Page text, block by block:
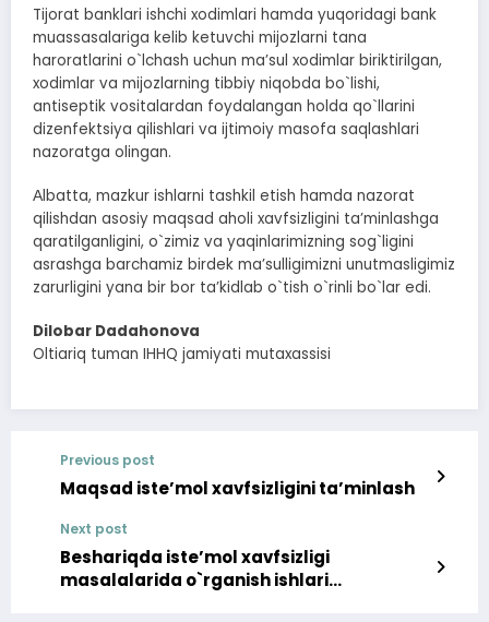
Tijorat banklari ishchi xodimlari hamda yuqoridagi bank
muassasalariga kelib ketuvchi mijozlarni tana
haroratlarini o`lchash uchun ma’sul xodimlar biriktirilgan,
xodimlar va mijozlarning tibbiy niqobda bo`lishi,
antiseptik vositalardan foydalangan holda qo`llarini
dizenfektsiya qilishlari va ijtimoiy masofa saqlashlari
nazoratga olingan.
Аlbatta, mazkur ishlarni tashkil etish hamda nazorat
qilishdan asosiy maqsad aholi xavfsizligini ta’minlashga
qaratilganligini, o`zimiz va yaqinlarimizning sog`ligini
asrashga barchamiz birdek ma’sulligimizni unutmasligimiz
zarurligini yana bir bor taʼkidlab o`tish o`rinli bo`lar edi.
Dilobar Dadahonova
Oltiariq tuman IHHQ jamiyati mutaxassisi
Previous post
Maqsad isteʼmol xavfsizligini taʼminlash
Next post
Beshariqda isteʼmol xavfsizligi
masalalarida o`rganish ishlari